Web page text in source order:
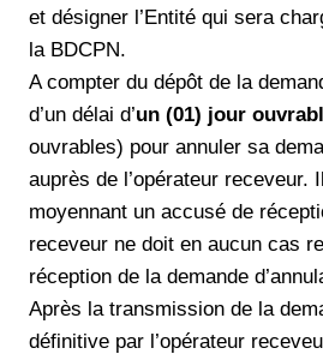
et désigner l’Entité qui sera
la BDCPN.
A compter du dépôt de la
d’un délai d’un (01) jour
ouvrables) pour annuler sa
auprès de l’opérateur receveur.
moyennant un accusé de
receveur ne doit en aucun cas
réception de la demande
Après la transmission de la
définitive par l’opérateur